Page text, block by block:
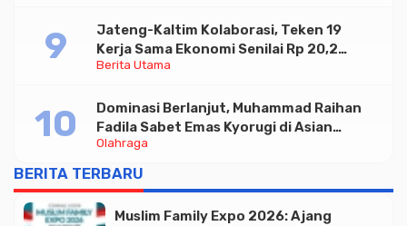
Berita Utama
Jateng-Kaltim Kolaborasi, Teken 19
Kerja Sama Ekonomi Senilai Rp 20,2
Triliun
Olahraga
Dominasi Berlanjut, Muhammad Raihan
Fadila Sabet Emas Kyorugi di Asian
Taekwondo Indonesia Open 2026
BERITA TERBARU
Muslim Family Expo 2026: Ajang